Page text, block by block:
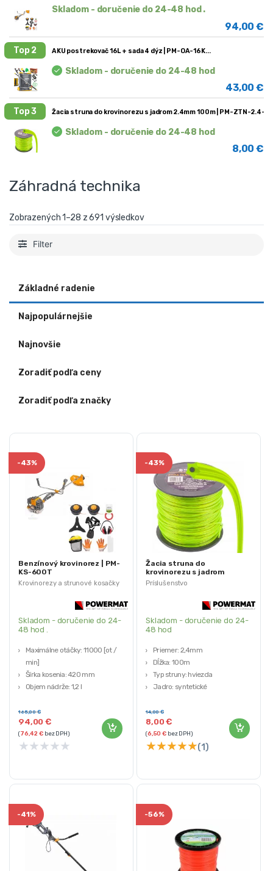
94,00€
Skladom - doručenie do 24-48 hod .
Top 2 AKU postrekovač 16L + sada 4 dýz | PM-OA-16K
43,00€
Skladom - doručenie do 24-48 hod
Top 3 Žacia struna do krovinorezu s jadrom 2.4mm 100m | PM-ZTN-2.4-
8,00€
Skladom - doručenie do 24-48 hod
Záhradná technika
Zobrazených 1–28 z 691 výsledkov
Filter
Základné radenie
Najpopulárnejšie
Najnovšie
Zoradiť podľa ceny
Zoradiť podľa značky
Krovinorezy a strunové kosačky
-43%
Benzínový krovinorez | PM-
KS-600T
Skladom - doručenie do 24-
48 hod .
Maximálne otáčky: 11000 [ot /
min]
Šírka kosenia: 420 mm
Objem nádrže: 1,2 l
Bohaté príslušenstvo súčasťou
balenia
94,00€
165,00€
(76,42€bez DPH)
★★★★★
Príslušenstvo
-43%
Žacia struna do
krovinorezu s jadrom
2.4mm 100m | PM-ZTN-
Skladom - doručenie do 24-
48 hod
Priemer: 2,4mm
Dĺžka: 100m
Typ struny: hviezda
Jadro: syntetické
8,00€
14,00€
(6,50€ bez DPH)
★★★★★(1)
-41% -56%